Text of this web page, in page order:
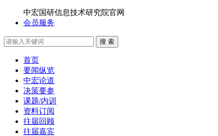
中宏国研信息技术研究院官网
会员服务
搜 索
首页
要闻纵览
中宏论道
决策要参
课题/内训
资料订阅
往届回顾
往届嘉宾